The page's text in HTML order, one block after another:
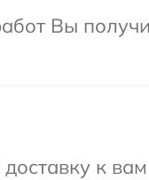
Вы
к